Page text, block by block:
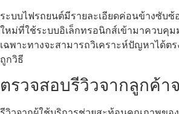
ระบบไฟรถยนต์มีรายละเอียดค่อนข้างซับซ้
ใหม่ที่ใช้ระบบอิเล็กทรอนิกส์เข้ามาควบคุ
เฉพาะทางจะสามารถวิเคราะห์ปัญหาได้ต
ถูกวิธี
ตรวจสอบรีวิวจากลูกค้า